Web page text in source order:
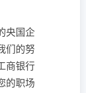
央国企
们的努
商银行
的职场